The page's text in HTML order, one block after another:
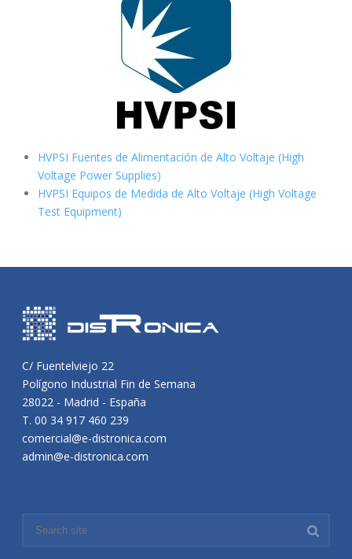
HVPSI Fuentes de Alimentación de Alto Voltaje (High
Voltage Power Supplies)
HVPSI Equipos de Medida de Alto Voltaje (High Voltage
Test Equipment)
C/ Fuentelviejo 22
Polígono Industrial Fin de Semana
28022 - Madrid - España
T. 00 34 917 460 239
comercial@e-distronica.com
admin@e-distronica.com